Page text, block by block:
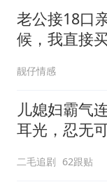
老公接18口
候，我直接
游，回家婆
靓仔情感
儿媳妇霸气
耳光，忍无
二毛追剧 62跟贴